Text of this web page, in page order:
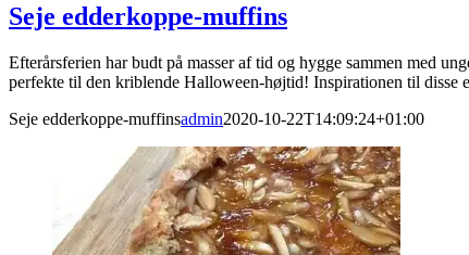
Seje edderkoppe-muffins
Efterårsferien har budt på masser af tid og hygge sammen med
perfekte til den kriblende Halloween-højtid! Inspirationen til
Seje edderkoppe-muffinsadmin2020-10-22T14:09:24+01:00